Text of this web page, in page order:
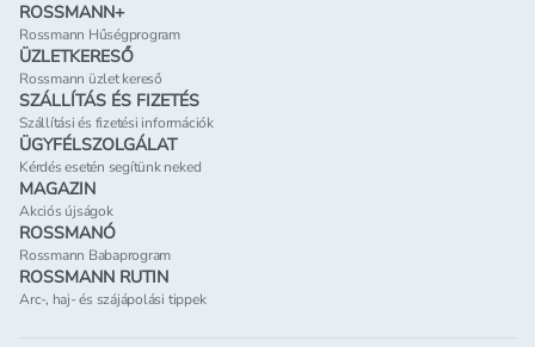
ROSSMANN+
Rossmann Hűségprogram
ÜZLETKERESŐ
Rossmann üzlet kereső
SZÁLLÍTÁS ÉS FIZETÉS
Szállítási és fizetési információk
ÜGYFÉLSZOLGÁLAT
Kérdés esetén segítünk neked
MAGAZIN
Akciós újságok
ROSSMANÓ
Rossmann Babaprogram
ROSSMANN RUTIN
Arc-, haj- és szájápolási tippek